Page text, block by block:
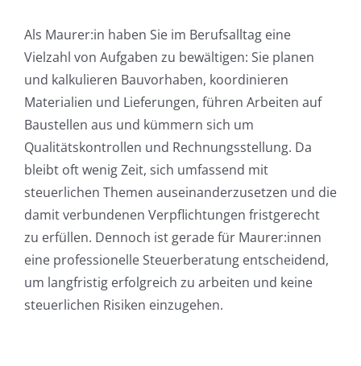
Als Maurer:in haben Sie im Berufsalltag eine
Vielzahl von Aufgaben zu bewältigen: Sie planen
und kalkulieren Bauvorhaben, koordinieren
Materialien und Lieferungen, führen Arbeiten auf
Baustellen aus und kümmern sich um
Qualitätskontrollen und Rechnungsstellung. Da
bleibt oft wenig Zeit, sich umfassend mit
steuerlichen Themen auseinanderzusetzen und die
damit verbundenen Verpflichtungen fristgerecht
zu erfüllen. Dennoch ist gerade für Maurer:innen
eine professionelle Steuerberatung entscheidend,
um langfristig erfolgreich zu arbeiten und keine
steuerlichen Risiken einzugehen.